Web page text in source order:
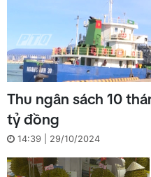
Thu ngân sách 10
tỷ đồng
14:39 | 29/10/2024